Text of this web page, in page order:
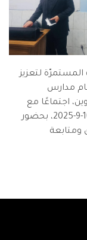
لتعزيز
عام مدارس
اجتماعًا مع
مدراء مدارس الجنوب يوم الأربعاء الموافق 10-9-2025، بحضور
ومتابعة